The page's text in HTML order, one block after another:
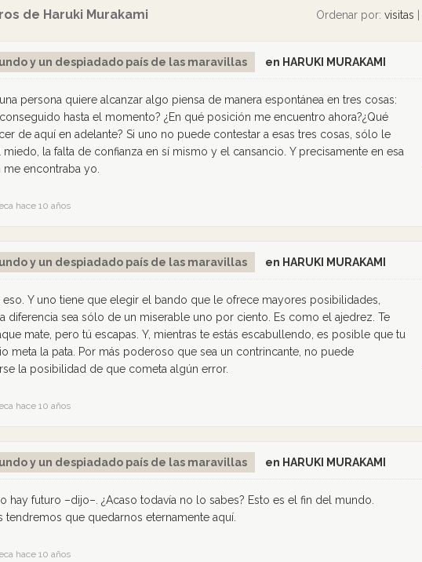
Ordenar por: visitas
de Haruki Murakami
y un despiadado país de las maravillas en HARUKI MURAKAMI
persona quiere alcanzar algo piensa de manera espontánea en tres cosas:
hasta el momento? ¿En qué posición me encuentro ahora?¿Qué
de aquí en adelante? Si uno no puede contestar a esas tres cosas, sólo le
miedo, la falta de confianza en sí mismo y el cansancio. Y precisamente en esa
me encontraba yo.
hace 10 años
y un despiadado país de las maravillas en HARUKI MURAKAMI
eso. Y uno tiene que elegir el bando que le ofrece mayores posibilidades,
diferencia sea sólo de un miserable uno por ciento. Es como el ajedrez. Te
mate, pero tú escapas. Y, mientras te estás escabullendo, es posible que tu
meta la pata. Por más poderoso que sea un contrincante, no puede
la posibilidad de que cometa algún error.
hace 10 años
y un despiadado país de las maravillas en HARUKI MURAKAMI
hay futuro –dijo–. ¿Acaso todavía no lo sabes? Esto es el fin del mundo.
tendremos que quedarnos eternamente aquí.
hace 10 años